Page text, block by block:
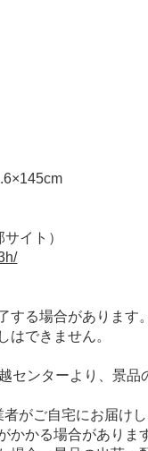
イト）
る場合があります。
できません。
センターより、景品
がご自宅にお届け
かかる場合がありま